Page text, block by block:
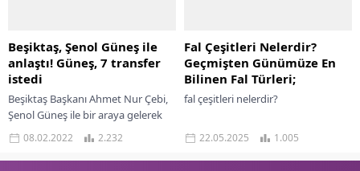
Beşiktaş, Şenol Güneş ile
anlaştı! Güneş, 7 transfer
istedi
Beşiktaş Başkanı Ahmet Nur Çebi,
Şenol Güneş ile bir araya gelerek
anlaşma sağladı! Başkan Çebi’nin
Mayıs ayında ki kongreden sonra...
08.02.2022 2.232
Fal Çeşitleri Nelerdir?
Geçmişten Günümüze En
Bilinen Fal Türleri;
fal çeşitleri nelerdir?
22.05.2025 1.005